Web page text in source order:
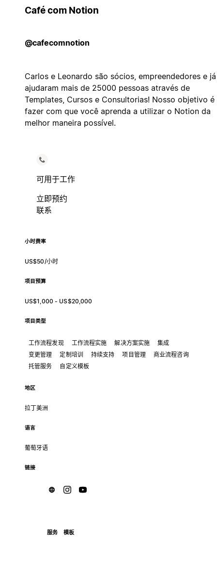
Café com Notion
@cafecomnotion
Carlos e Leonardo são sócios, empreendedores e já
ajudaram mais de 25000 pessoas através de
Templates, Cursos e Consultorias! Nosso objetivo é
fazer com que você aprenda a utilizar o Notion da
melhor maneira possível.
可用于工作
立即预约
联系
小时费率
US$50/小时
项目预算
US$1,000 - US$20,000
项目类型
工作流程发现 工作流程实施 解决方案实施
集成
变更管理
定制培训 持续支持 项目管理
商业流程咨询
托管服务
自定义模板
地区
拉丁美洲
语言
葡萄牙语
链接
服务 模板